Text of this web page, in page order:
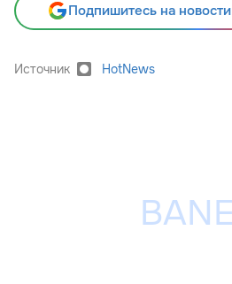
Подпишитесь на
Источник HotNews